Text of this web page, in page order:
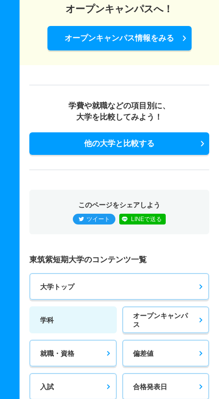
オープンキャンパスへ！
オープンキャンパス情報をみる
学費や就職などの項目別に、
大学を比較してみよう！
他の大学と比較する
このページをシェアしよう
ツイート LINEで送る
東筑紫短期大学のコンテンツ一覧
大学トップ
学科
オープンキャンパ
ス
就職・資格 偏差値
入試 合格発表日